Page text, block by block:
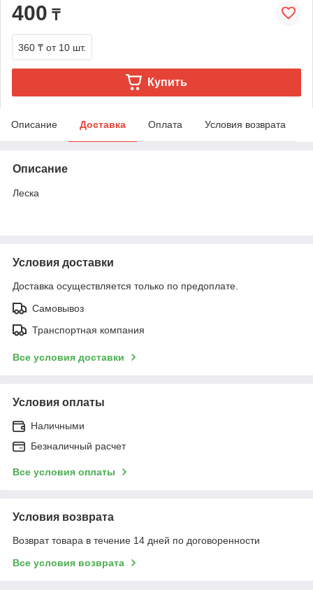
400 ₸
360 ₸ от 10 шт.
Купить
Описание Доставка Оплата Условия возврата
Описание
Леска
Условия доставки
Доставка осуществляется только по предоплате.
Самовывоз
Транспортная компания
Все условия доставки
Условия оплаты
Наличными
Безналичный расчет
Все условия оплаты
Условия возврата
Возврат товара в течение 14 дней по договоренности
Все условия возврата